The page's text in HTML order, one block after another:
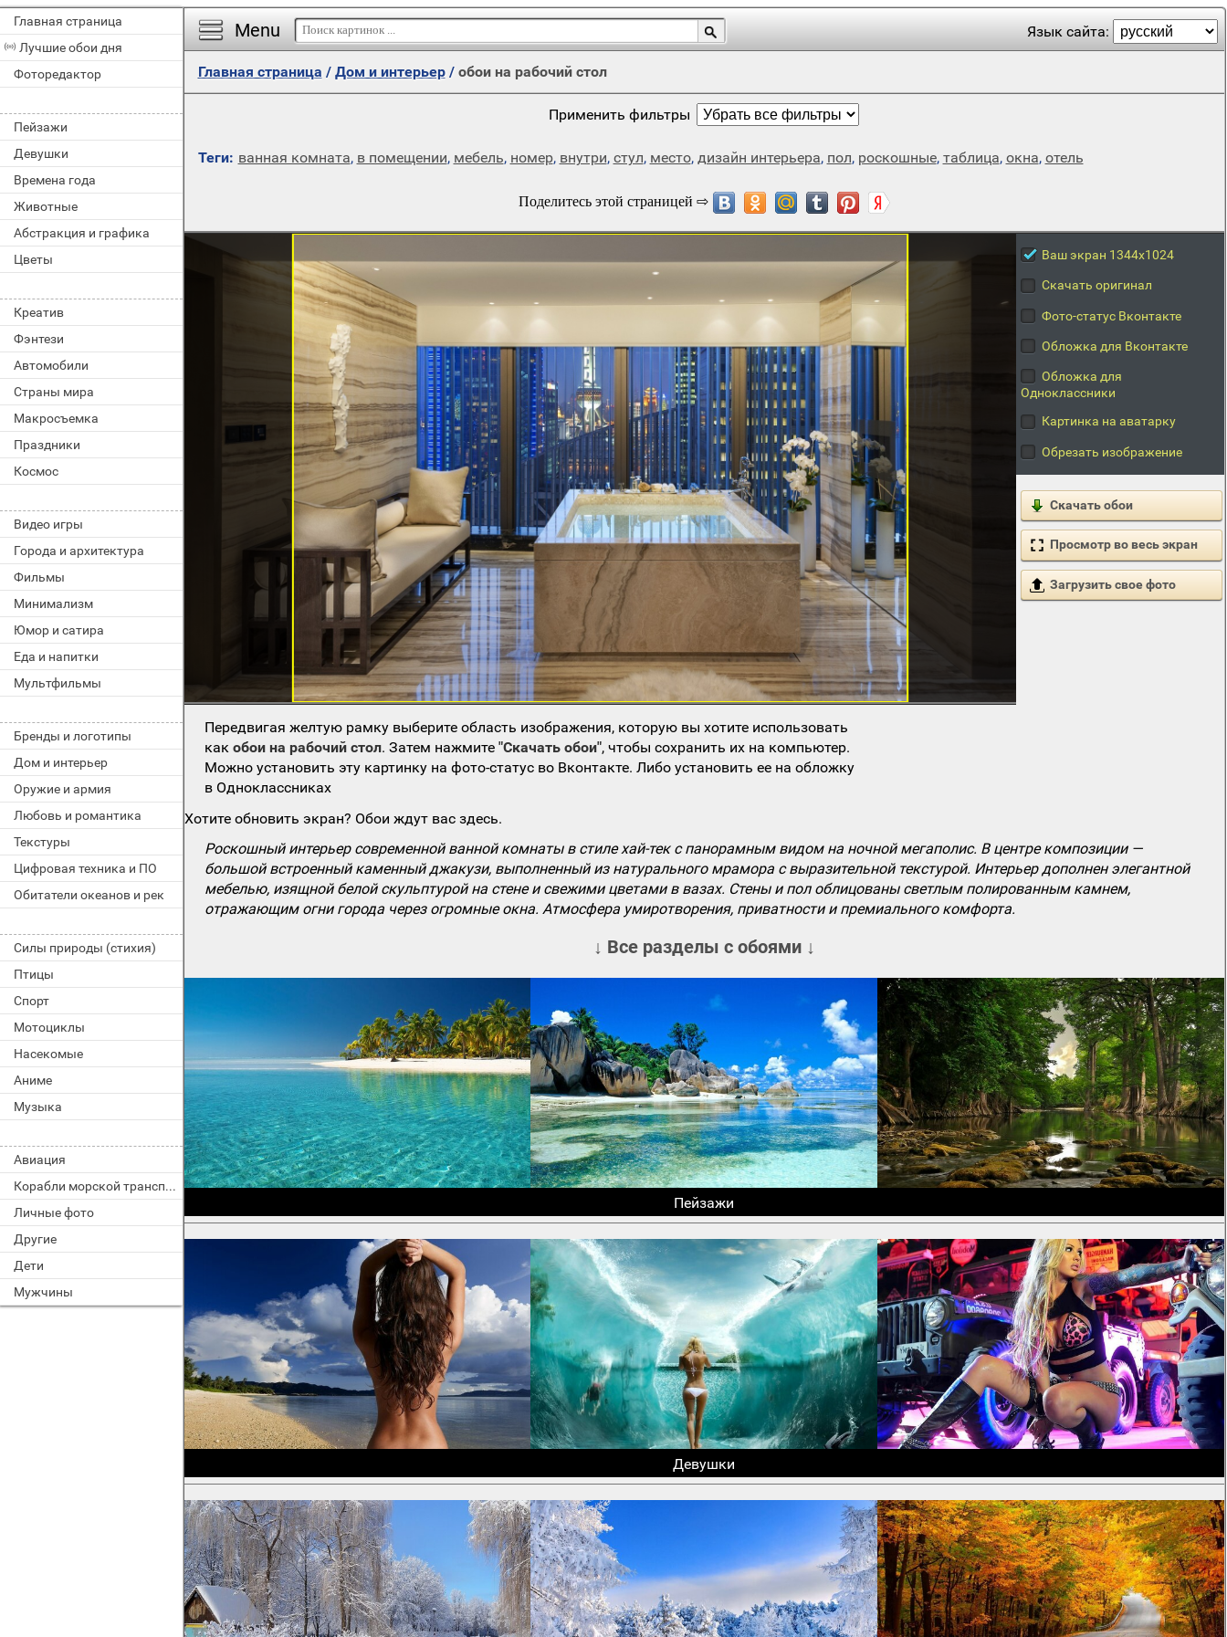
Главная страница
Лучшие обои дня
Фоторедактор
Пейзажи
Девушки
Времена года
Животные
Абстракция и графика
Цветы
Креатив
Фэнтези
Автомобили
Страны мира
Макросъемка
Праздники
Космос
Видео игры
Города и архитектура
Фильмы
Минимализм
Юмор и сатира
Еда и напитки
Мультфильмы
Бренды и логотипы
Дом и интерьер
Оружие и армия
Любовь и романтика
Текстуры
Цифровая техника и ПО
Обитатели океанов и рек
Силы природы (стихия)
Птицы
Спорт
Мотоциклы
Насекомые
Аниме
Музыка
Авиация
Корабли морской транспорт
Личные фото
Другие
Дети
Мужчины
Menu Язык сайта:
Главная страница / Дом и интерьер/ обои на рабочий стол
Применить фильтры
Теги: ванная комната, в помещении, мебель, номер, внутри, стул, место, дизайн интерьера, пол, роскошные, таблица, окна, отель
Ваш экран 1344x1024
Скачать оригинал
Фото-статус Вконтакте
Обложка для Вконтакте
Обложка для
Одноклассники
Картинка на аватарку
Обрезать изображение
Скачать обои
Просмотр во весь экран
Загрузить свое фото
Передвигая желтую рамку выберите область изображения, которую вы хотите использовать
какобои на рабочий стол. Затем нажмите"Скачать обои", чтобы сохранить их на компьютер.
Можно установить эту картинку на фото-статус во Вконтакте. Либо установить ее на обложку
в Одноклассниках
Хотите обновить экран? Обои ждут вас здесь.
Роскошный интерьер современной ванной комнаты в стиле хай-тек с панорамным видом на ночной мегаполис. В центре композиции —
большой встроенный каменный джакузи, выполненный из натурального мрамора с выразительной текстурой. Интерьер дополнен элегантной
мебелью, изящной белой скульптурой на стене и свежими цветами в вазах. Стены и пол облицованы светлым полированным камнем,
отражающим огни города через огромные окна. Атмосфера умиротворения, приватности и премиального комфорта.
↓ Все разделы с обоями ↓
Пейзажи
Девушки